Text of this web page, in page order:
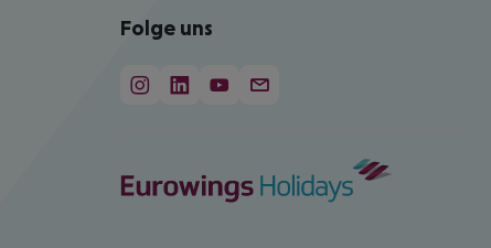
Folge uns